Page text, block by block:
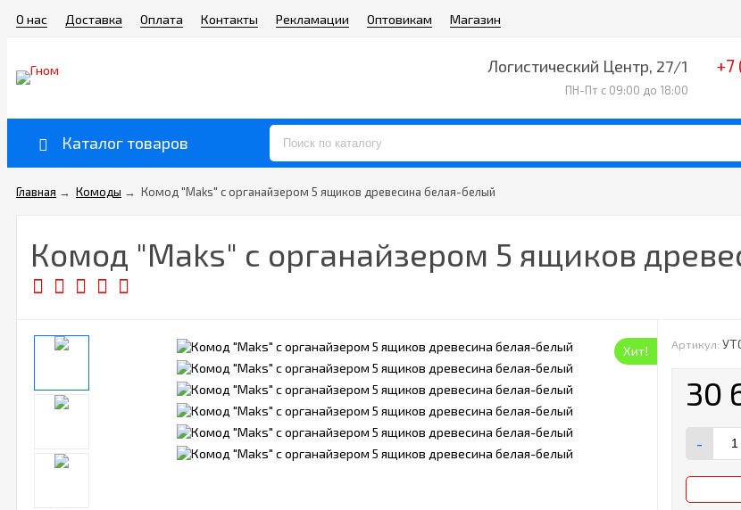
О нас Доставка Оплата Контакты Рекламации Оптовикам Магазин
Логистический Центр, 27/1
ПН-Пт с 09:00 до 18:00
+7
Каталог товаров
Главная → Комоды → Комод "Maks" с органайзером 5 ящиков древесина белая-белый
Комод "Maks" с органайзером 5 ящиков
Хит! Артикул:
30
-